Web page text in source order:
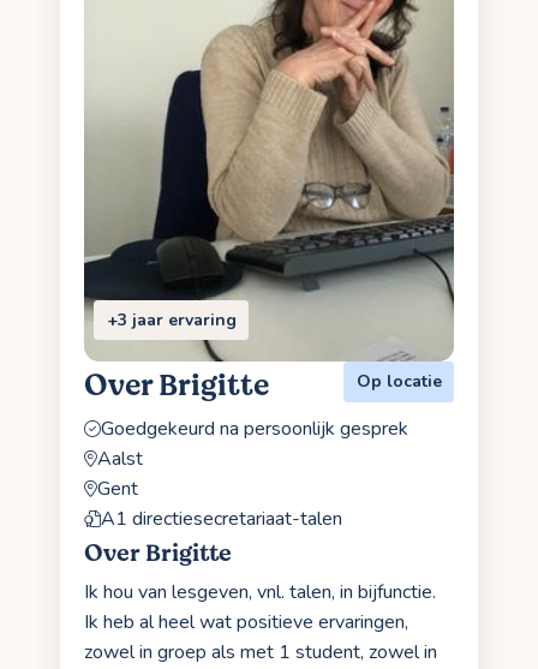
+3 jaar ervaring
Over Brigitte Op locatie
Goedgekeurd na persoonlijk gesprek
Aalst
Gent
A1 directiesecretariaat-talen
Over Brigitte
Ik hou van lesgeven, vnl. talen, in bijfunctie.
Ik heb al heel wat positieve ervaringen,
zowel in groep als met 1 student, zowel in